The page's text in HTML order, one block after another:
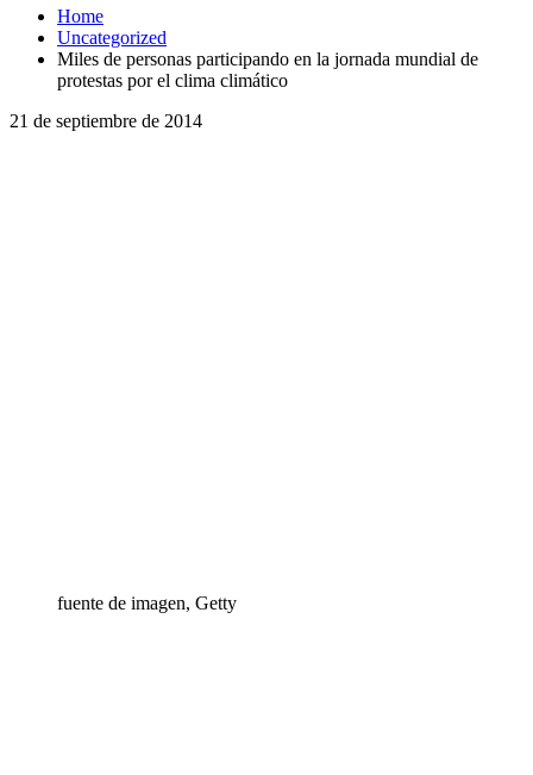
Home
Uncategorized
Miles de personas participando en la jornada mundial de
protestas por el clima climático
21 de septiembre de 2014
fuente de imagen, Getty